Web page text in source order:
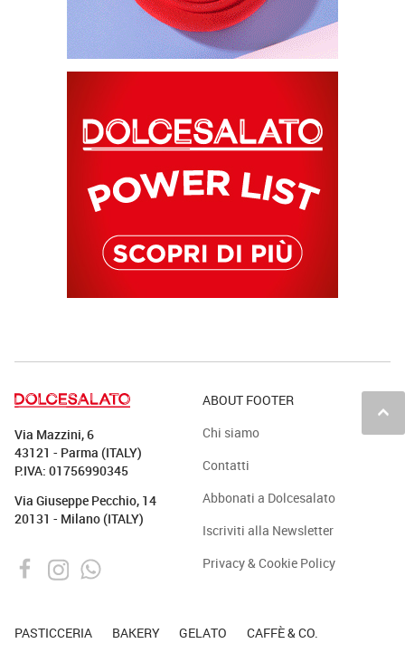
keyboard_arrow_up
Via Mazzini, 6
43121 - Parma (ITALY)
P.IVA: 01756990345
Via Giuseppe Pecchio, 14
20131 - Milano (ITALY)
ABOUT FOOTER
Chi siamo
Contatti
Abbonati a Dolcesalato
Iscriviti alla Newsletter
Privacy & Cookie Policy
PASTICCERIA BAKERY GELATO CAFFÈ & CO.